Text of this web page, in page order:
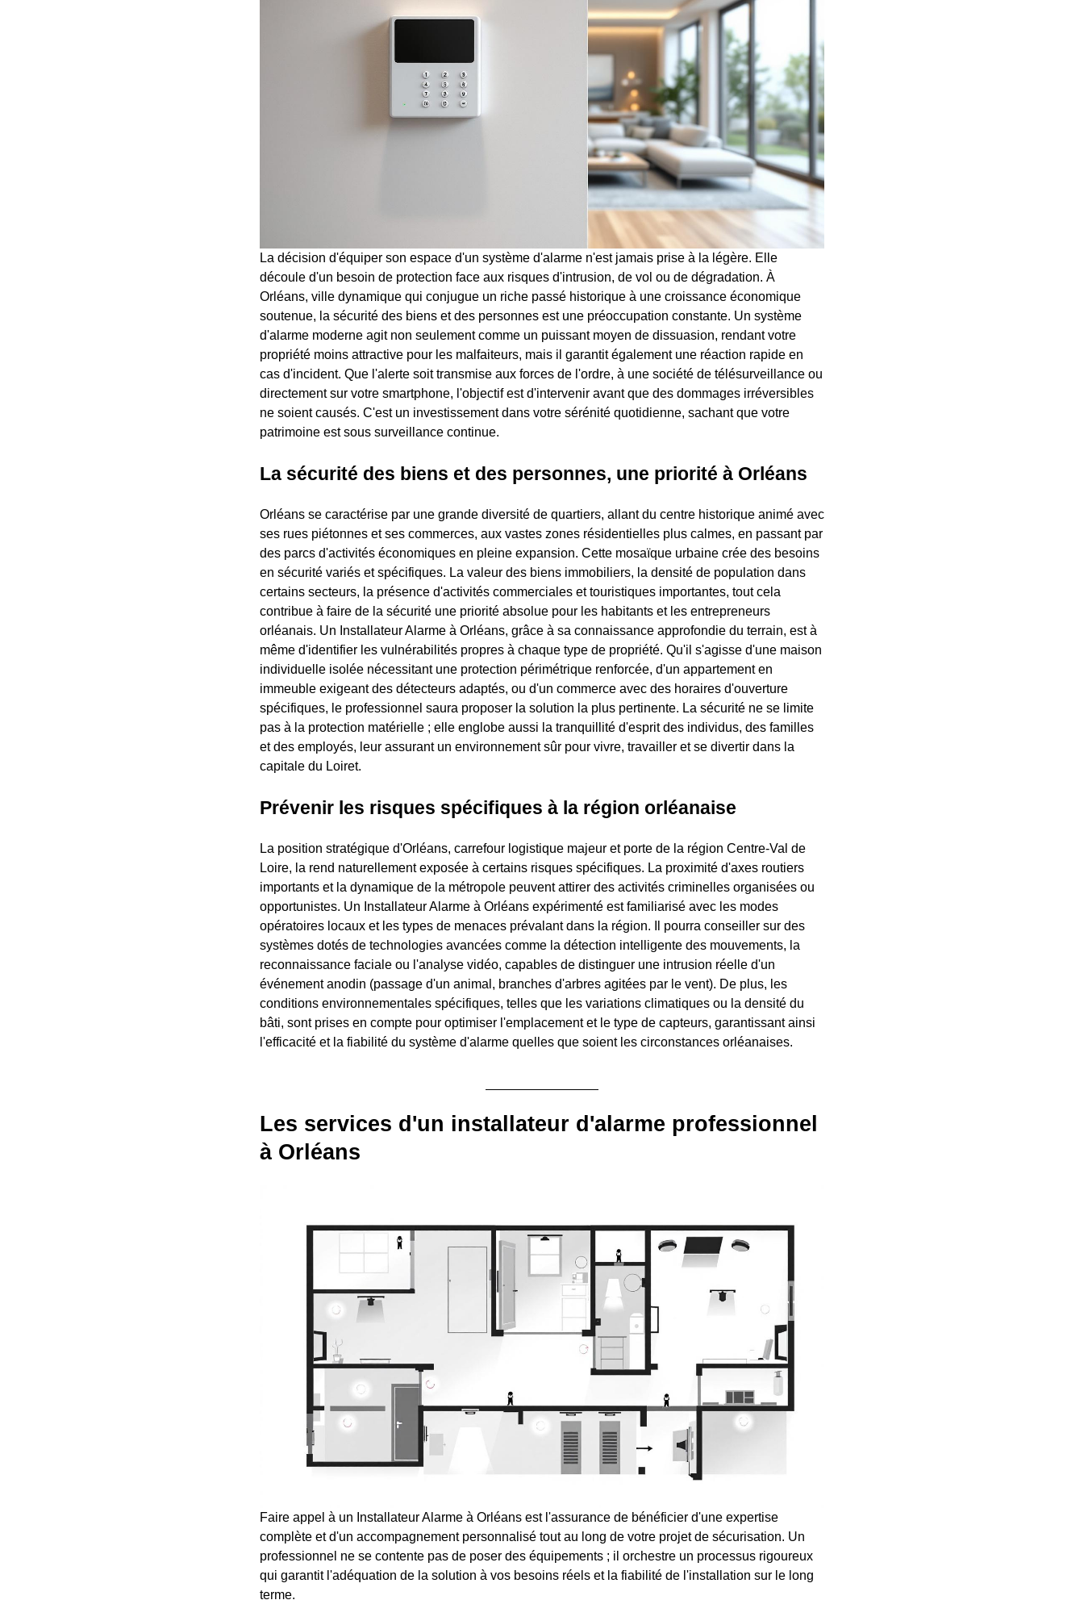
La décision d'équiper son espace d'un système d'alarme n'est jamais prise à la légère. Elle
découle d'un besoin de protection face aux risques d'intrusion, de vol ou de dégradation. À
Orléans, ville dynamique qui conjugue un riche passé historique à une croissance économique
soutenue, la sécurité des biens et des personnes est une préoccupation constante. Un système
d'alarme moderne agit non seulement comme un puissant moyen de dissuasion, rendant votre
propriété moins attractive pour les malfaiteurs, mais il garantit également une réaction rapide en
cas d'incident. Que l'alerte soit transmise aux forces de l'ordre, à une société de télésurveillance ou
directement sur votre smartphone, l'objectif est d'intervenir avant que des dommages irréversibles
ne soient causés. C'est un investissement dans votre sérénité quotidienne, sachant que votre
patrimoine est sous surveillance continue.
La sécurité des biens et des personnes, une priorité à Orléans
Orléans se caractérise par une grande diversité de quartiers, allant du centre historique animé avec
ses rues piétonnes et ses commerces, aux vastes zones résidentielles plus calmes, en passant par
des parcs d'activités économiques en pleine expansion. Cette mosaïque urbaine crée des besoins
en sécurité variés et spécifiques. La valeur des biens immobiliers, la densité de population dans
certains secteurs, la présence d'activités commerciales et touristiques importantes, tout cela
contribue à faire de la sécurité une priorité absolue pour les habitants et les entrepreneurs
orléanais. Un Installateur Alarme à Orléans, grâce à sa connaissance approfondie du terrain, est à
même d'identifier les vulnérabilités propres à chaque type de propriété. Qu'il s'agisse d'une maison
individuelle isolée nécessitant une protection périmétrique renforcée, d'un appartement en
immeuble exigeant des détecteurs adaptés, ou d'un commerce avec des horaires d'ouverture
spécifiques, le professionnel saura proposer la solution la plus pertinente. La sécurité ne se limite
pas à la protection matérielle ; elle englobe aussi la tranquillité d'esprit des individus, des familles
et des employés, leur assurant un environnement sûr pour vivre, travailler et se divertir dans la
capitale du Loiret.
Prévenir les risques spécifiques à la région orléanaise
La position stratégique d'Orléans, carrefour logistique majeur et porte de la région Centre-Val de
Loire, la rend naturellement exposée à certains risques spécifiques. La proximité d'axes routiers
importants et la dynamique de la métropole peuvent attirer des activités criminelles organisées ou
opportunistes. Un Installateur Alarme à Orléans expérimenté est familiarisé avec les modes
opératoires locaux et les types de menaces prévalant dans la région. Il pourra conseiller sur des
systèmes dotés de technologies avancées comme la détection intelligente des mouvements, la
reconnaissance faciale ou l'analyse vidéo, capables de distinguer une intrusion réelle d'un
événement anodin (passage d'un animal, branches d'arbres agitées par le vent). De plus, les
conditions environnementales spécifiques, telles que les variations climatiques ou la densité du
bâti, sont prises en compte pour optimiser l'emplacement et le type de capteurs, garantissant ainsi
l'efficacité et la fiabilité du système d'alarme quelles que soient les circonstances orléanaises.
Les services d'un installateur d'alarme professionnel
à Orléans
Faire appel à un Installateur Alarme à Orléans est l'assurance de bénéficier d'une expertise
complète et d'un accompagnement personnalisé tout au long de votre projet de sécurisation. Un
professionnel ne se contente pas de poser des équipements ; il orchestre un processus rigoureux
qui garantit l'adéquation de la solution à vos besoins réels et la fiabilité de l'installation sur le long
terme.